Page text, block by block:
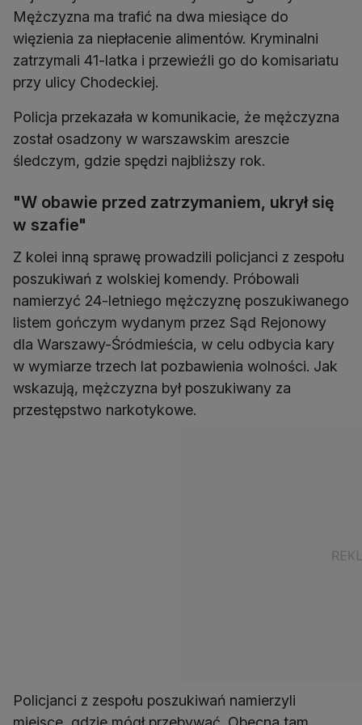
Mężczyzna ma trafić na dwa miesiące do
więzienia za niepłacenie alimentów. Kryminalni
zatrzymali 41-latka i przewieźli go do komisariatu
przy ulicy Chodeckiej.
Policja przekazała w komunikacie, że mężczyzna
został osadzony w warszawskim areszcie
śledczym, gdzie spędzi najbliższy rok.
"W obawie przed zatrzymaniem, ukrył się
w szafie"
Z kolei inną sprawę prowadzili policjanci z zespołu
poszukiwań z wolskiej komendy. Próbowali
namierzyć 24-letniego mężczyznę poszukiwanego
listem gończym wydanym przez Sąd Rejonowy
dla Warszawy-Śródmieścia, w celu odbycia kary
w wymiarze trzech lat pozbawienia wolności. Jak
wskazują, mężczyzna był poszukiwany za
przestępstwo narkotykowe.
Policjanci z zespołu poszukiwań namierzyli